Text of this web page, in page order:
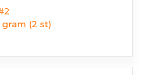
gram (2 st)